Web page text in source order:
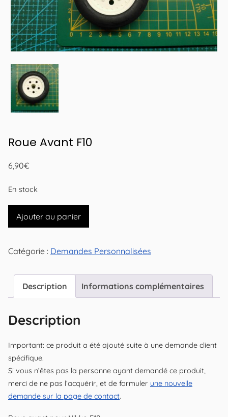
Roue Avant F10
6,90€
En stock
quantité
de
Avant
Ajouter au panier
Catégorie : Demandes Personnalisées
Description Informations complémentaires
Description
Important: ce produit a été ajouté suite à une demande client
spécifique.
Si vous n’êtes pas la personne ayant demandé ce produit,
merci de ne pas l’acquérir, et de formuler une nouvelle
demande sur la page de contact.